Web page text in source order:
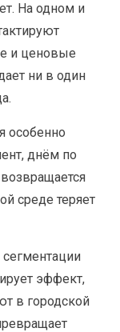
На одном и
и ценовые
ни в один
особенно
днём по
среде теряет
сегментации
эффект,
в городской